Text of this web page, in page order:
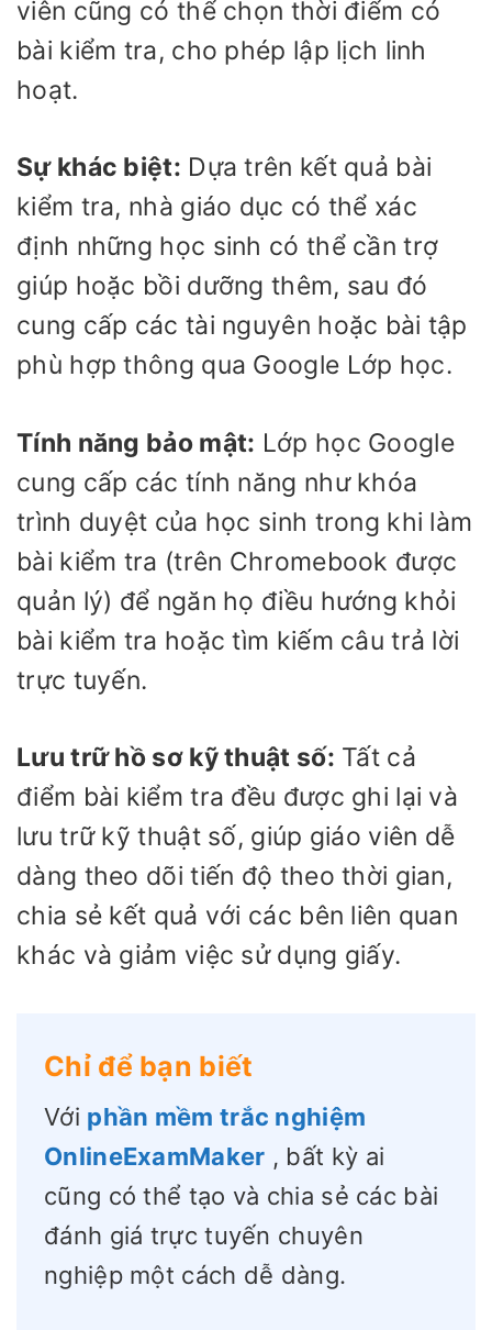
viên cũng có thể chọn thời điểm có
bài kiểm tra, cho phép lập lịch linh
hoạt.
Sự khác biệt: Dựa trên kết quả bài
kiểm tra, nhà giáo dục có thể xác
định những học sinh có thể cần trợ
giúp hoặc bồi dưỡng thêm, sau đó
cung cấp các tài nguyên hoặc bài tập
phù hợp thông qua Google Lớp học.
Tính năng bảo mật: Lớp học Google
cung cấp các tính năng như khóa
trình duyệt của học sinh trong khi làm
bài kiểm tra (trên Chromebook được
quản lý) để ngăn họ điều hướng khỏi
bài kiểm tra hoặc tìm kiếm câu trả lời
trực tuyến.
Lưu trữ hồ sơ kỹ thuật số: Tất cả
điểm bài kiểm tra đều được ghi lại và
lưu trữ kỹ thuật số, giúp giáo viên dễ
dàng theo dõi tiến độ theo thời gian,
chia sẻ kết quả với các bên liên quan
khác và giảm việc sử dụng giấy.
Chỉ để bạn biết
Với phần mềm trắc nghiệm
OnlineExamMaker , bất kỳ ai
cũng có thể tạo và chia sẻ các bài
đánh giá trực tuyến chuyên
nghiệp một cách dễ dàng.